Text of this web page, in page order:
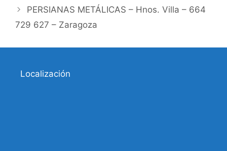
PERSIANAS METÁLICAS – Hnos. Villa – 664
729 627 – Zaragoza
Localización